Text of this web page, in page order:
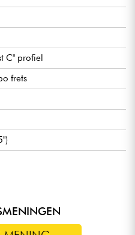
C" profiel
frets
Humbucker-element
Around brug/brug